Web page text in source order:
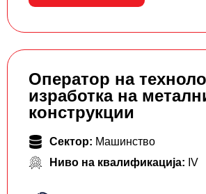
Оператор на
изработка на
конструкции
Сектор: Машинство
Ниво на квалификација: IV